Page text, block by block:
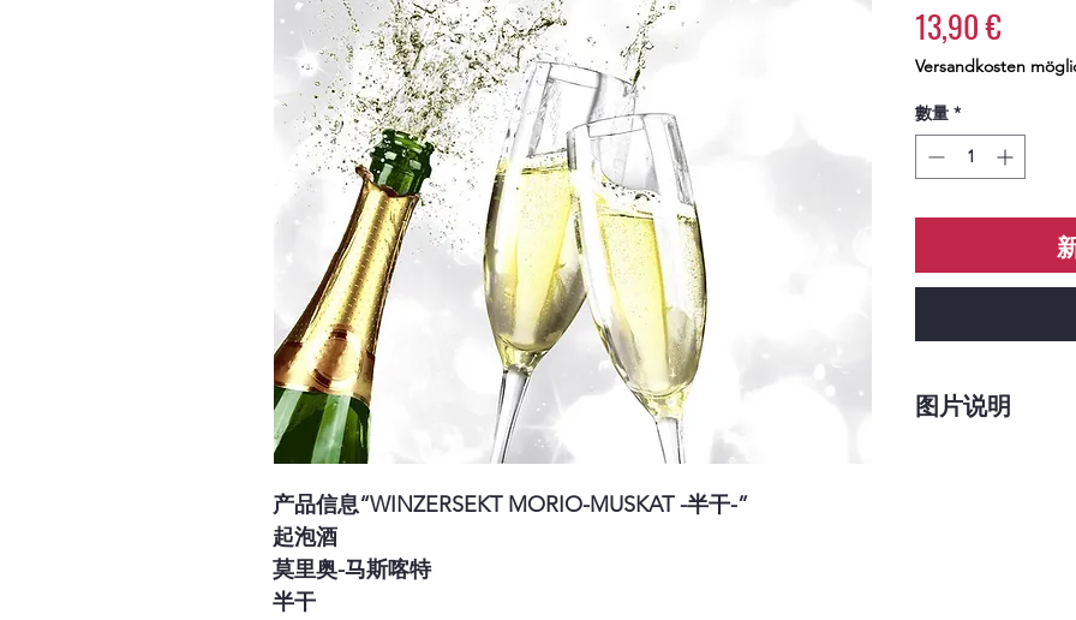
产品信息“WINZERSEKT MORIO-MUSKAT -半干-”
起泡酒
莫里奥-马斯喀特
半干
13,90 €價
格
Versandkosten
數量 *
图片说明